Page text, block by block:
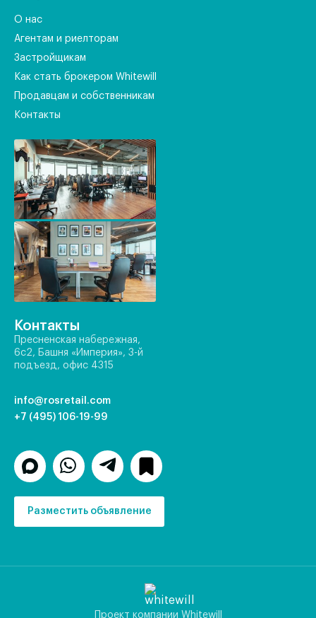
О нас
Агентам и риелторам
Застройщикам
Как стать брокером Whitewill
Продавцам и собственникам
Контакты
Контакты
Пресненская набережная,
6с2, Башня «Империя», 3-й
подъезд, офис 4315
info@rosretail.com
+7 (495) 106-19-99
Разместить объявление
Проект компании Whitewill